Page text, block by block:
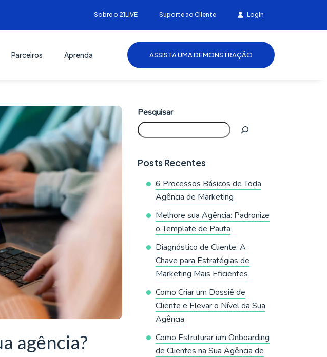
Sobre o 21LIVE Suporte ao Cliente Login
Parceiros Aprenda ASSISTA UMA DEMONSTRAÇÃO
agência?
Pesquisar
Posts Recentes
6 Processos Básicos de Toda
Agência de Marketing
Melhore sua Agência: Padronize
o Template de Pauta
Diagnóstico de Cliente: A
Chave para Estratégias de
Marketing Mais Eficientes
Como Criar um Dossiê de
Cliente e Elevar o Nível da Sua
Agência
Como Estruturar um Onboarding
de Clientes na Sua Agência de